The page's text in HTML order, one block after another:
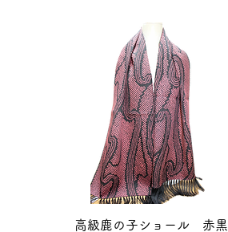
高級鹿の子ショール 赤黒